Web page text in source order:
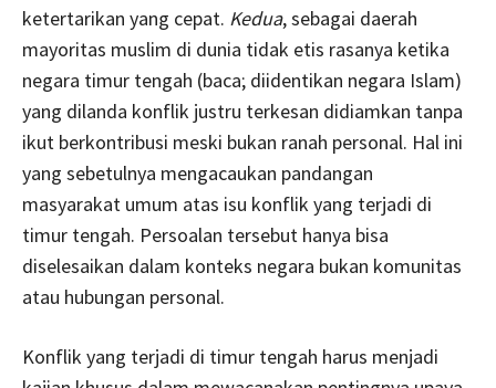
ketertarikan yang cepat. Kedua, sebagai daerah
mayoritas muslim di dunia tidak etis rasanya ketika
negara timur tengah (baca; diidentikan negara Islam)
yang dilanda konflik justru terkesan didiamkan tanpa
ikut berkontribusi meski bukan ranah personal. Hal ini
yang sebetulnya mengacaukan pandangan
masyarakat umum atas isu konflik yang terjadi di
timur tengah. Persoalan tersebut hanya bisa
diselesaikan dalam konteks negara bukan komunitas
atau hubungan personal.
Konflik yang terjadi di timur tengah harus menjadi